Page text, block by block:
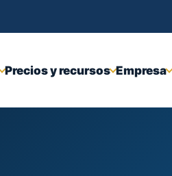
Precios y recursos Empresa